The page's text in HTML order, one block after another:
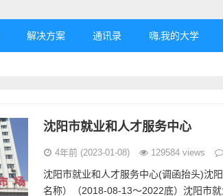
解决方案 通讯录 嗨,我的大学
沈阳市就业和人才服务中心
4年前 (2023-01-08) 129584 views
沈阳市就业和人才服务中心(调函抬头)沈
名称）（2018-08-13～2022底）沈阳市就